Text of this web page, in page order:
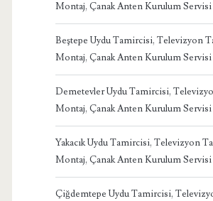
Montaj, Çanak Anten Kurulum Servisi
Beştepe Uydu Tamircisi, Televizyon
Montaj, Çanak Anten Kurulum Servisi
Demetevler Uydu Tamircisi,
Montaj, Çanak Anten Kurulum Servisi
Yakacık Uydu Tamircisi, Televizyon
Montaj, Çanak Anten Kurulum Servisi
Çiğdemtepe Uydu Tamircisi,